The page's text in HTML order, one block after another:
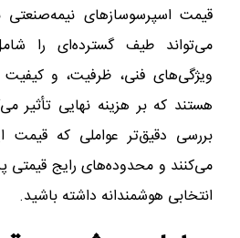
قیمت اسپرسوسازهای
می‌تواند طیف گسترده‌ای را
ویژگی‌های فنی، ظرفیت، و
هستند که بر هزینه نهایی تأثیر
بررسی دقیق‌تر عواملی که قیمت
می‌کنند و محدوده‌های رایج قیمتی
انتخابی هوشمندانه داشته باشید.